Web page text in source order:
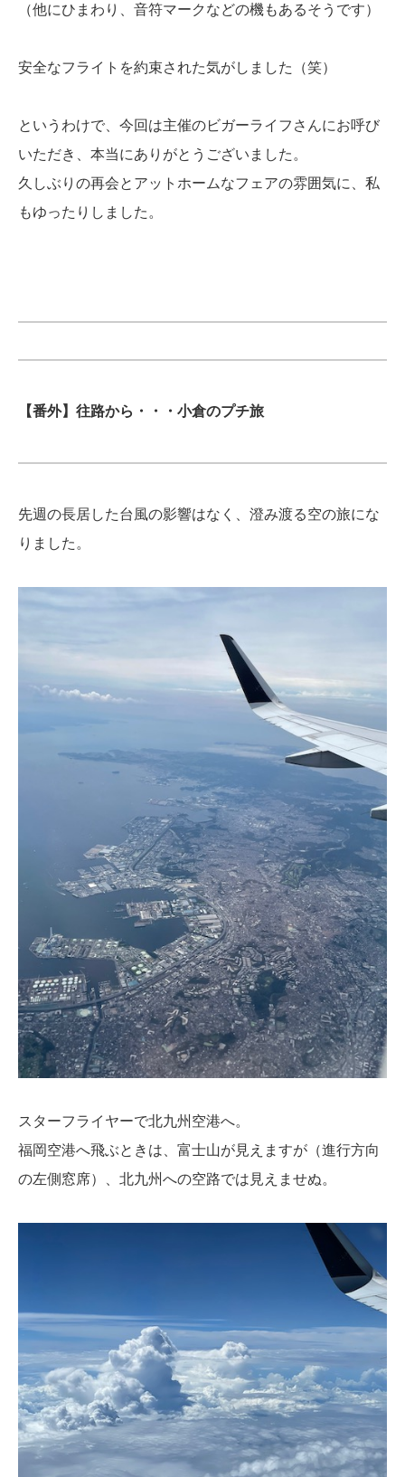
（他にひまわり、音符マークなどの機もあるそうです）
安全なフライトを約束された気がしました（笑）
というわけで、今回は主催のビガーライフさんにお呼び
いただき、本当にありがとうございました。
久しぶりの再会とアットホームなフェアの雰囲気に、私
もゆったりしました。
【番外】往路から・・・小倉のプチ旅
先週の長居した台風の影響はなく、澄み渡る空の旅にな
りました。
スターフライヤーで北九州空港へ。
福岡空港へ飛ぶときは、富士山が見えますが（進行方向
の左側窓席）、北九州への空路では見えませぬ。